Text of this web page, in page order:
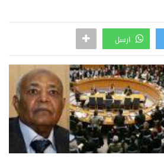
ارسل